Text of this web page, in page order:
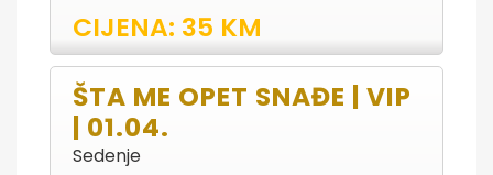
CIJENA: 35 KM
ŠTA ME OPET SNAĐE | VIP
| 01.04.
Sedenje